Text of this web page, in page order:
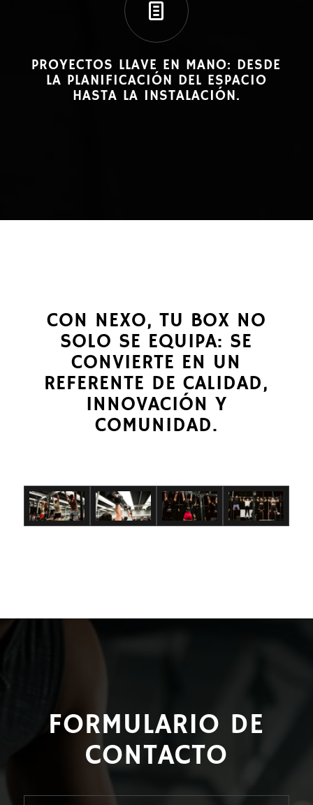
PROYECTOS LLAVE EN MANO: DESDE
LA PLANIFICACIÓN DEL ESPACIO
HASTA LA INSTALACIÓN.
CON NEXO, TU BOX NO
SOLO SE EQUIPA: SE
CONVIERTE EN UN
REFERENTE DE CALIDAD,
INNOVACIÓN Y
COMUNIDAD.
FORMULARIO DE
CONTACTO